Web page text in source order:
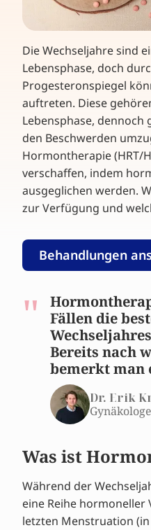
Die Wechseljahre sind
Lebensphase, doch
Progesteronspiegel
auftreten. Diese
Lebensphase,
den Beschwerden
Hormontherapie (HRT/
verschaffen, indem
ausgeglichen werden.
zur Verfügung und
Behandlungen
Fällen die
Bereits nach
bemerkt man
Dr. Erik
Gynäkologe
Was ist
Während der
eine Reihe
letzten Menstruation